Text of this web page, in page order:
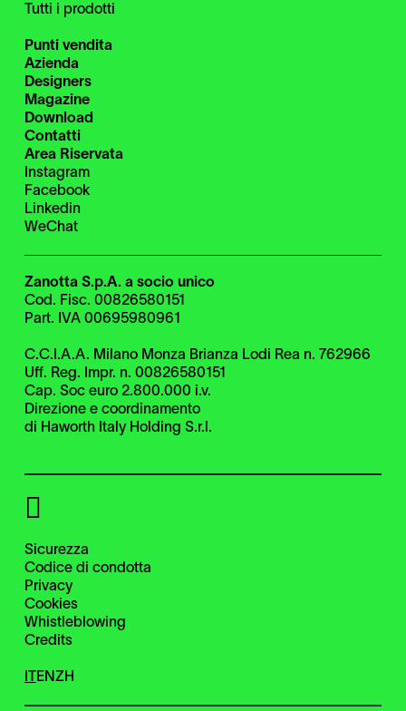
Tutti i prodotti
Punti vendita
Azienda
Designers
Magazine
Download
Contatti
Area Riservata
Instagram
Facebook
Linkedin
WeChat
Zanotta S.p.A. a socio unico
Cod. Fisc. 00826580151
Part. IVA 00695980961
C.C.I.A.A. Milano Monza Brianza Lodi Rea n. 762966
Uff. Reg. Impr. n. 00826580151
Cap. Soc euro 2.800.000 i.v.
Direzione e coordinamento
di Haworth Italy Holding S.r.l.
Sicurezza
Codice di condotta
Privacy
Cookies
Whistleblowing
Credits
EN ZH